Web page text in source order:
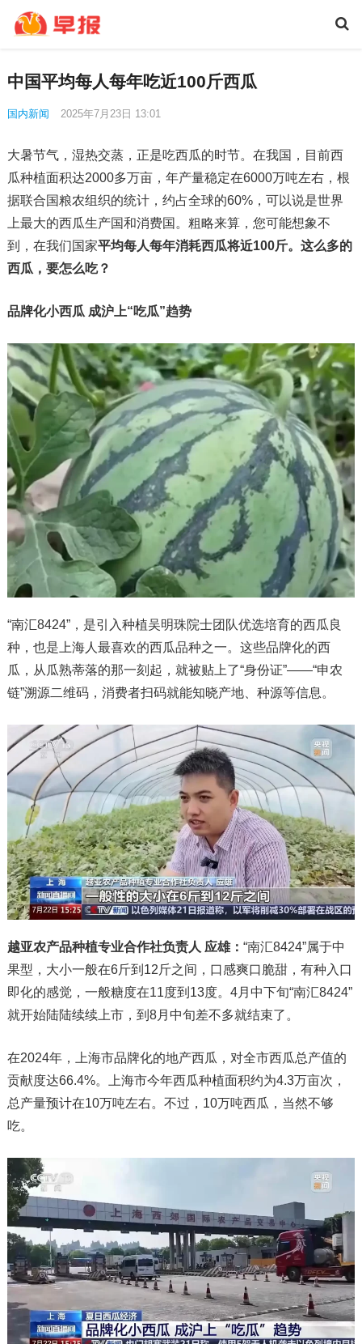
中国平均每人每年吃近100斤西瓜
国内新闻 2025年7月23日 13:01
大暑节气，湿热交蒸，正是吃西瓜的时节。在我国，目前西
瓜种植面积达2000多万亩，年产量稳定在6000万吨左右，根
据联合国粮农组织的统计，约占全球的60%，可以说是世界
上最大的西瓜生产国和消费国。粗略来算，您可能想象不
到，在我们国家平均每人每年消耗西瓜将近100斤。这么多的
西瓜，要怎么吃？
品牌化小西瓜 成沪上“吃瓜”趋势
“南汇8424”，是引入种植吴明珠院士团队优选培育的西瓜良
种，也是上海人最喜欢的西瓜品种之一。这些品牌化的西
瓜，从瓜熟蒂落的那一刻起，就被贴上了“身份证”——“申农
链”溯源二维码，消费者扫码就能知晓产地、种源等信息。
越亚农产品种植专业合作社负责人 应雄： “南汇8424”属于中
果型，大小一般在6斤到12斤之间，口感爽口脆甜，有种入口
即化的感觉，一般糖度在11度到13度。4月中下旬“南汇8424”
就开始陆陆续续上市，到8月中旬差不多就结束了。
在2024年，上海市品牌化的地产西瓜，对全市西瓜总产值的
贡献度达66.4%。上海市今年西瓜种植面积约为4.3万亩次，
总产量预计在10万吨左右。不过，10万吨西瓜，当然不够
吃。